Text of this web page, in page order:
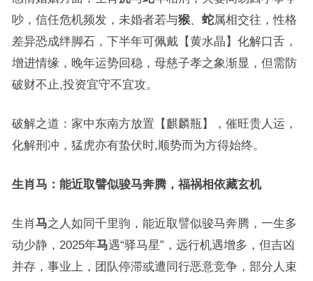
吵，信任危机频发，未婚者若与猴、 蛇属相交往，性格
差异恐成绊脚石，下半年可佩戴【黄水晶】化解口舌，
增进情缘，晚年运势回稳，母慈子孝之象渐显，但需防
破财不止,投资宜守不宜攻。
破解之道：家中东南方放置【麒麟瓶】，催旺贵人运，
化解刑冲，猛虎亦有蛰伏时,顺势而为方得始终。
生肖马：能近取譬似骏马奔腾，福祸相依藏玄机
生肖马之人如同千里驹，能近取譬似骏马奔腾，一生多
动少静，2025年马遇“驿马星”，远行机遇增多，但吉凶
并存，事业上，团队停滞或遭同行恶意竞争，部分人束